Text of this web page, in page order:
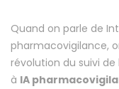
Quand on parle de
pharmacovigilance,
révolution du suivi
à IA